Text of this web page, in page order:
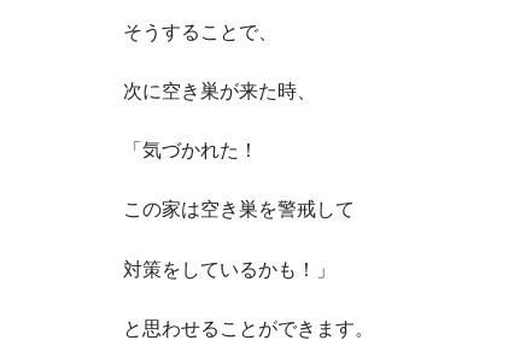
そうすることで、
次に空き巣が来た時、
「気づかれた！
この家は空き巣を警戒して
対策をしているかも！」
と思わせることができます。